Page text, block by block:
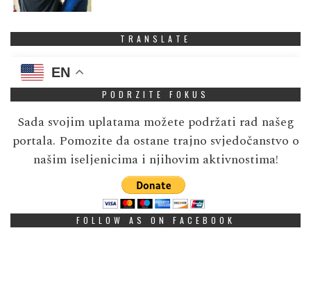
TRANSLATE
EN
PODRZITE FOKUS
Sada svojim uplatama možete podržati rad našeg
portala. Pomozite da ostane trajno svjedočanstvo o
našim iseljenicima i njihovim aktivnostima!
FOLLOW AS ON FACEBOOK